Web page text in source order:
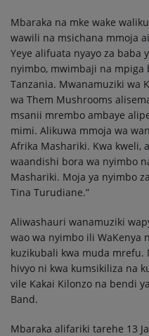
Mbaraka na mke wake
wawili na msichana mmoja
Yeye alifuata nyayo za baba
nyimbo, mwimbaji na mpiga
Tanzania. Mwanamuziki wa
wa Them Mushrooms
msanii mrembo ambaye
mimi. Alikuwa mmoja wa
Afrika Mashariki. Kwa kweli,
waandishi bora wa nyimbo
Mashariki. Moja ya nyimbo
Tina Turudiane.”
Aliwashauri wanamuziki
wao wa nyimbo ili WaKenya
kuzikubali kwa muda mrefu.
hivyo ni kwa kumsikiliza na
vile Kakai Kilonzo na bendi
Band.
Mbaraka alifariki tarehe 13